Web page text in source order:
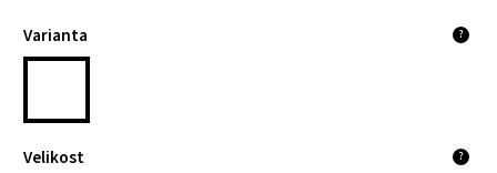
Varianta ?
Velikost ?